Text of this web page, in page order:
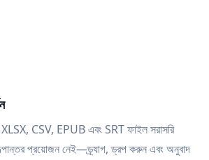
CSV, EPUB এবং SRT ফাইল সরাসরি
প্রয়োজন নেই—ড্র্যাগ, ড্রপ করুন এবং অনুবাদ